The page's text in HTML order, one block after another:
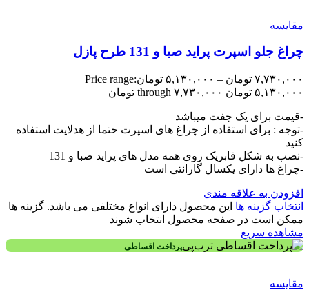
مقایسه
چراغ جلو اسپرت پراید صبا و 131 طرح پازل
۷,۷۳۰,۰۰۰ تومان – ۵,۱۳۰,۰۰۰ تومانPrice range:
۵,۱۳۰,۰۰۰ تومان through ۷,۷۳۰,۰۰۰ تومان
-قیمت برای یک جفت میباشد
-توجه : برای استفاده از چراغ های اسپرت حتما از هدلایت استفاده
کنید
-نصب به شکل فابریک روی همه مدل های پراید صبا و 131
-چراغ ها دارای یکسال گارانتی است
افزودن به علاقه مندی
انتخاب گزینه ها این محصول دارای انواع مختلفی می باشد. گزینه ها
ممکن است در صفحه محصول انتخاب شوند
مشاهده سریع
پرداخت اقساطی
مقایسه